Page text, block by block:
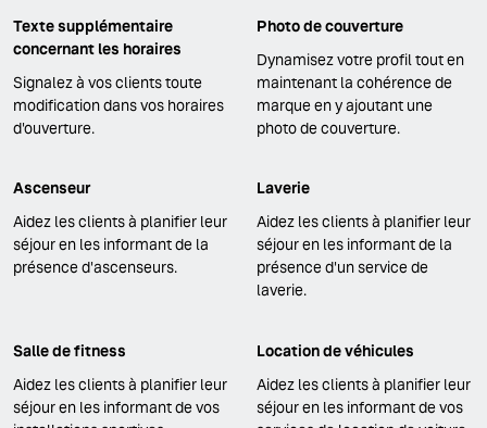
Texte supplémentaire
concernant les horaires
Signalez à vos clients toute
modification dans vos horaires
d'ouverture.
Photo de couverture
Dynamisez votre profil tout en
maintenant la cohérence de
marque en y ajoutant une
photo de couverture.
Ascenseur
Aidez les clients à planifier leur
séjour en les informant de la
présence d'ascenseurs.
Laverie
Aidez les clients à planifier leur
séjour en les informant de la
présence d'un service de
laverie.
Salle de fitness
Aidez les clients à planifier leur
séjour en les informant de vos
Location de véhicules
Aidez les clients à planifier leur
séjour en les informant de vos